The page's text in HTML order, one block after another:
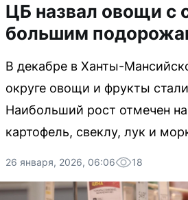
ЦБ назвал овощи с
большим
В декабре в Ханты-
округе овощи и фрукты
Наибольший рост отмечен
картофель, свеклу, лук и
26 января, 2026, 06:06 18